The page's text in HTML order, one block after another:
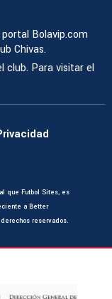
Bolavip.com
Chivas.
club. Para visitar el
que Futbol Sites, es
a Better
reservados.